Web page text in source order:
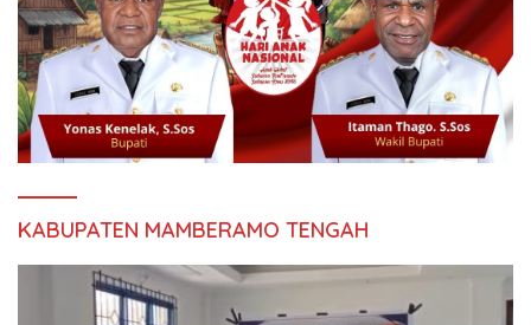
KABUPATEN MAMBERAMO TENGAH